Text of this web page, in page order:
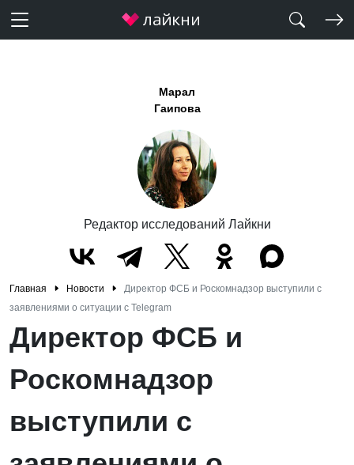
Марал
Гаипова
Редактор исследований Лайкни
Главная Новости
Директор ФСБ и Роскомнадзор выступили с
заявлениями о ситуации с Telegram
Директор ФСБ и
Роскомнадзор
выступили с